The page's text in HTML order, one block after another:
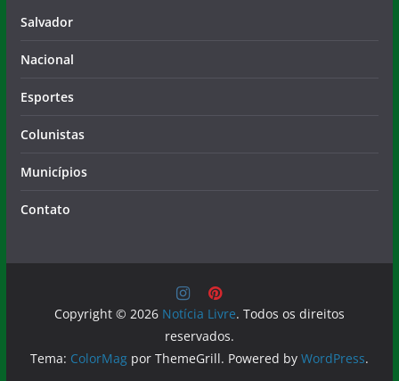
Nacional
Esportes
Colunistas
Municípios
Contato
Copyright © 2026Notícia Livre. Todos os direitos
reservados.
Tema:ColorMag por ThemeGrill. Powered byWordPress